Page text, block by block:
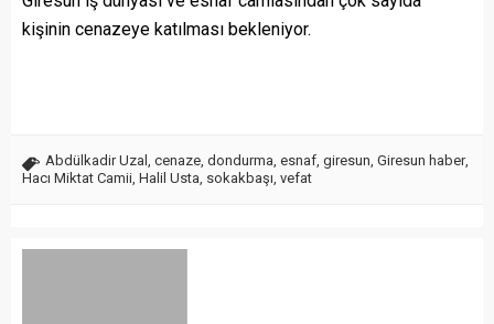
kişinin cenazeye katılması bekleniyor.
Abdülkadir Uzal , cenaze, dondurma, esnaf, giresun, Giresun haber,
Hacı Miktat Camii, Halil Usta, sokakbaşı, vefat